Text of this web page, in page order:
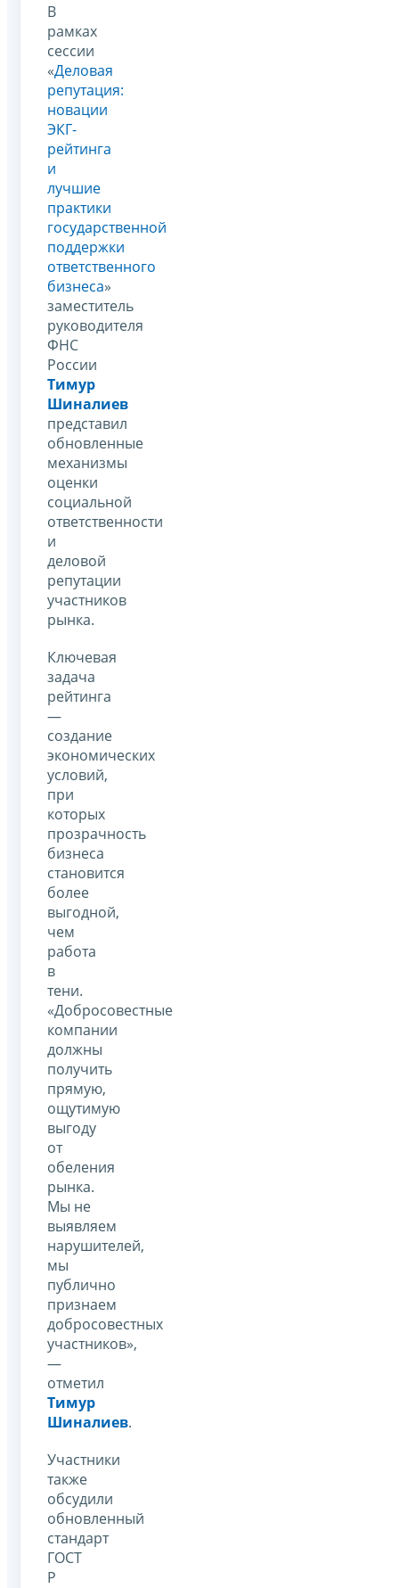
В
рамках
сессии
«Деловая
репутация:
новации
ЭКГ-
рейтинга
и
лучшие
практики
государственной
поддержки
ответственного
бизнеса»
заместитель
руководителя
ФНС
России
Тимур
Шиналиев
представил
обновленные
механизмы
оценки
социальной
ответственности
и
деловой
репутации
участников
рынка.
Ключевая
задача
рейтинга
—
создание
экономических
условий,
при
которых
прозрачность
бизнеса
становится
более
выгодной,
чем
работа
в
тени.
«Добросовестные
компании
должны
получить
прямую,
ощутимую
выгоду
от
обеления
рынка.
Мы не
выявляем
нарушителей,
мы
публично
признаем
добросовестных
участников»,
—
отметил
Тимур
Шиналиев.
Участники
также
обсудили
обновленный
стандарт
ГОСТ
Р